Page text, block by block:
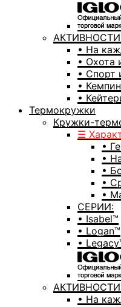
• На
• Охота
• Спорт
•
•
Термокружки
Кружки-
☰
•
•
•
•
•
СЕРИИ:
• Isabel™
• Logan™
•
• На